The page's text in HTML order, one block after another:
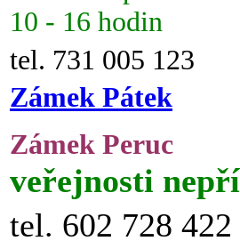
10 - 16 hodin
tel. 731 005 123
Zámek Pátek
Zámek Peruc
veřejnosti
tel. 602 728 422